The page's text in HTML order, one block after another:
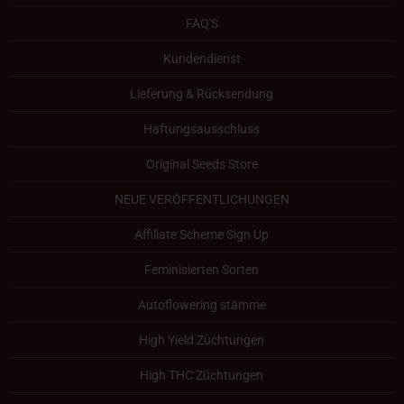
FAQ'S
Kundendienst
Lieferung & Rücksendung
Haftungsausschluss
Original Seeds Store
NEUE VERÖFFENTLICHUNGEN
Affiliate Scheme Sign Up
Feminisierten Sorten
Autoflowering stämme
High Yield Züchtungen
High THC Züchtungen